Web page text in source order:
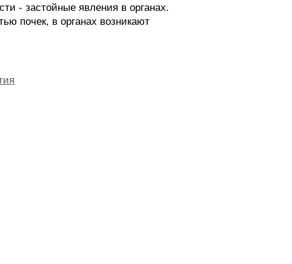
- застойные явления в органах.
почек, в органах возникают